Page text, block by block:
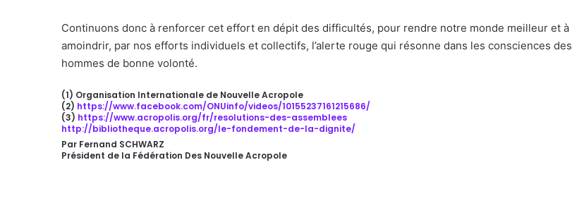
Continuons donc à renforcer cet effort en dépit des difficultés, pour rendre notre monde meilleur et à
amoindrir, par nos efforts individuels et collectifs, l’alerte rouge qui résonne dans les consciences des
hommes de bonne volonté.
(1) Organisation Internationale de Nouvelle Acropole
(2) https://www.facebook.com/ONUinfo/videos/10155237161215686/
(3) https://www.acropolis.org/fr/resolutions-des-assemblees
http://bibliotheque.acropolis.org/le-fondement-de-la-dignite/
Par Fernand SCHWARZ
Président de la Fédération Des Nouvelle Acropole